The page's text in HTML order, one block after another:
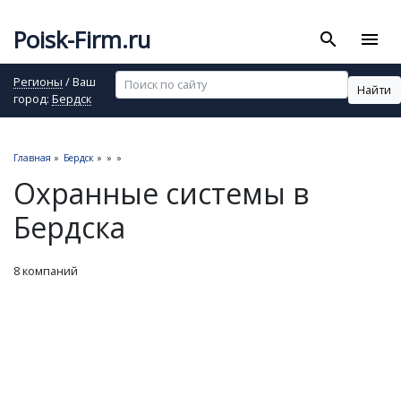
Poisk-Firm.ru search menu
Регионы / Ваш
город: Бердск
Найти
Главная » Бердск » » »
Охранные системы в
Бердска
8 компаний